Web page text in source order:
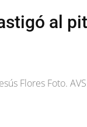
al
Flores Foto.